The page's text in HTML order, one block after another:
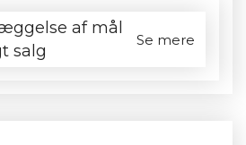
af mål
salg
Se mere